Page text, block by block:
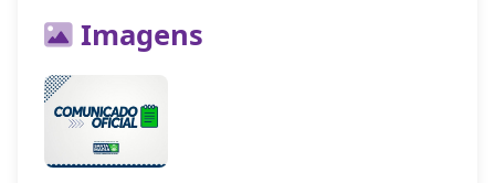
Imagens